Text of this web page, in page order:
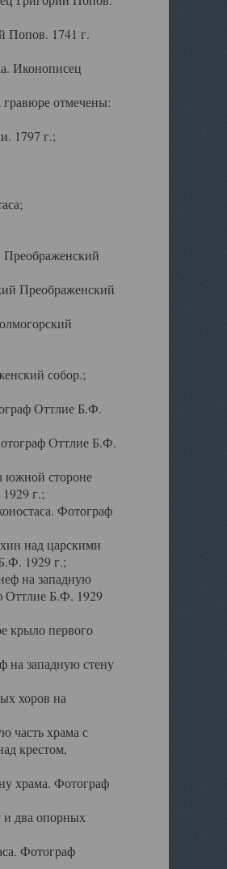
Попов. 1741 г.
Иконописец
отмечены:
1797 г.;
Преображенский
собор.;
Оттлие Б.Ф.
Оттлие Б.Ф.
южной стороне
г.;
Фотограф
над царскими
1929 г.;
на западную
Оттлие Б.Ф. 1929
крыло первого
западную стену
хоров на
часть храма с
крестом,
храма. Фотограф
два опорных
Фотограф